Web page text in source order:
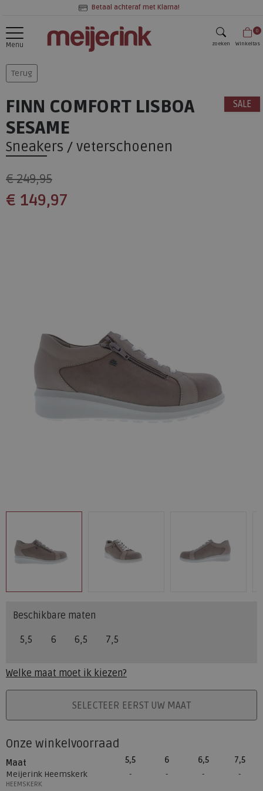
Betaal achteraf met Klarna!
Menu zoeken
0
Winkeltas
Terug
SALE
FINN COMFORT LISBOA
SESAME
Sneakers / veterschoenen
€ 249,95
€ 149,97
Beschikbare maten
5,5 6 6,5 7,5
Welke maat moet ik kiezen?
PLAATS IN WINKELMANDSELECTEER EERST UW MAAT
Onze winkelvoorraad
Maat 5,5 6 6,5
7,5
Meijerink Heemskerk
HEEMSKERK